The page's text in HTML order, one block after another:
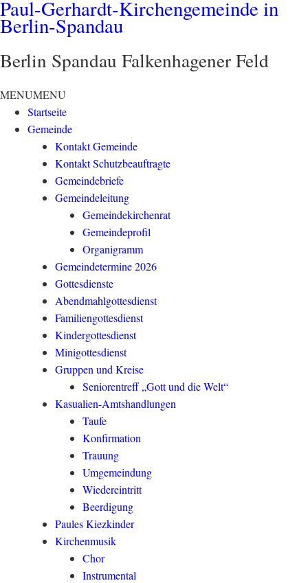
Paul-Gerhardt-Kirchengemeinde in
Berlin-Spandau
Berlin Spandau Falkenhagener Feld
MENUMENU
Startseite
Gemeinde
Kontakt Gemeinde
Kontakt Schutzbeauftragte
Gemeindebriefe
Gemeindeleitung
Gemeindekirchenrat
Gemeindeprofil
Organigramm
Gemeindetermine 2026
Gottesdienste
Abendmahlgottesdienst
Familiengottesdienst
Kindergottesdienst
Minigottesdienst
Gruppen und Kreise
Seniorentreff „Gott und die Welt“
Kasualien-Amtshandlungen
Taufe
Konfirmation
Trauung
Umgemeindung
Wiedereintritt
Beerdigung
Paules Kiezkinder
Kirchenmusik
Chor
Instrumental